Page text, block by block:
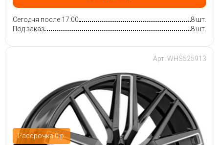
Сегодня после 17:00
8 шт.
Под заказ
8 шт.
Рассрочка 0 р.
Арт: WHS525913